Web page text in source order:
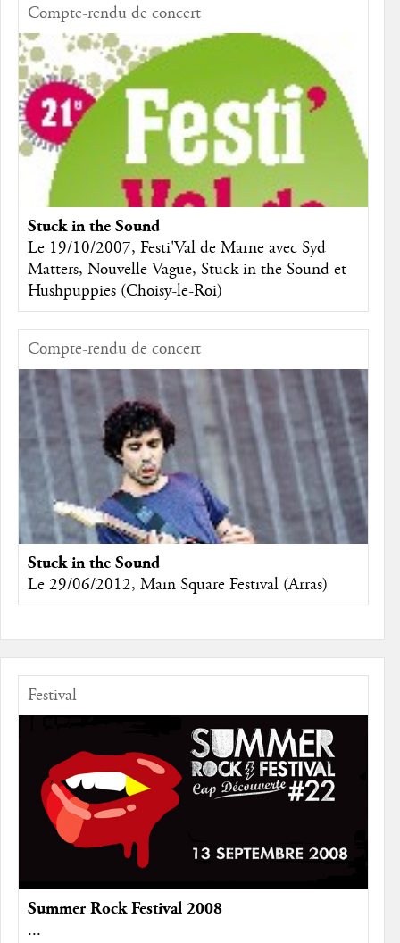
Compte-rendu de concert
Stuck in the Sound
Le 19/10/2007, Festi'Val de Marne avec Syd
Matters, Nouvelle Vague, Stuck in the Sound et
Hushpuppies (Choisy-le-Roi)
Compte-rendu de concert
Stuck in the Sound
Le 29/06/2012, Main Square Festival (Arras)
Festival
Summer Rock Festival 2008
...